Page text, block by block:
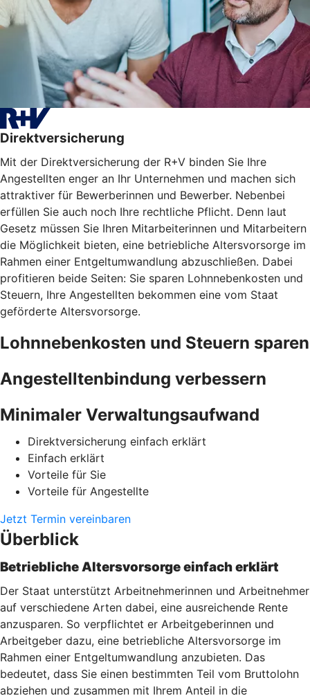
Direktversicherung
Mit der Direktversicherung der R+V binden Sie Ihre
Angestellten enger an Ihr Unternehmen und machen sich
attraktiver für Bewerberinnen und Bewerber. Nebenbei
erfüllen Sie auch noch Ihre rechtliche Pflicht. Denn laut
Gesetz müssen Sie Ihren Mitarbeiterinnen und Mitarbeitern
die Möglichkeit bieten, eine betriebliche Altersvorsorge im
Rahmen einer Entgeltumwandlung abzuschließen. Dabei
profitieren beide Seiten: Sie sparen Lohnnebenkosten und
Steuern, Ihre Angestellten bekommen eine vom Staat
geförderte Altersvorsorge.
Lohnnebenkosten und Steuern sparen
Angestelltenbindung verbessern
Minimaler Verwaltungsaufwand
Direktversicherung einfach erklärt
Einfach erklärt
Vorteile für Sie
Vorteile für Angestellte
Jetzt Termin vereinbaren
Überblick
Betriebliche Altersvorsorge einfach erklärt
Der Staat unterstützt Arbeitnehmerinnen und Arbeitnehmer
auf verschiedene Arten dabei, eine ausreichende Rente
anzusparen. So verpflichtet er Arbeitgeberinnen und
Arbeitgeber dazu, eine betriebliche Altersvorsorge im
Rahmen einer Entgeltumwandlung anzubieten. Das
bedeutet, dass Sie einen bestimmten Teil vom Bruttolohn
abziehen und zusammen mit Ihrem Anteil in die